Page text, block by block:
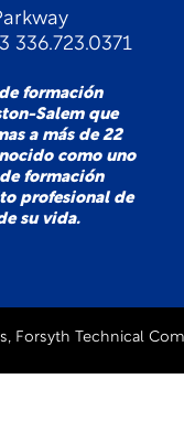
336.723.0371
formación
Salem que
a más de 22
como uno
formación
profesional de
su vida.
Forsyth Technical